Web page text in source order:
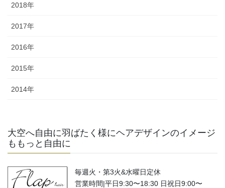
2018年
2017年
2016年
2015年
2014年
大空へ自由に羽ばたく様にヘアデザインのイメージ
ももっと自由に
毎週火・第3火&水曜日定休
営業時間|平日9:30〜18:30 日祝日9:00〜